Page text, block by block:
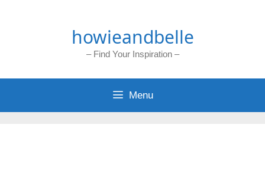
howieandbelle
– Find Your Inspiration –
Menu